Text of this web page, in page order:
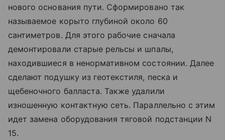
нового основания пути. Сформировано так
называемое корыто глубиной около 60
сантиметров. Для этого рабочие сначала
демонтировали старые рельсы и шпалы,
находившиеся в ненормативном состоянии. Далее
сделают подушку из геотекстиля, песка и
щебеночного балласта. Также удалили
изношенную контактную сеть. Параллельно с этим
идет замена оборудования тяговой подстанции N
15.